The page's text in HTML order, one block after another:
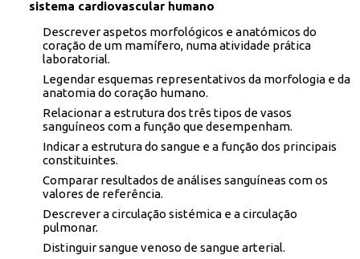
sistema cardiovascular humano
Descrever aspetos morfológicos e anatómicos do
coração de um mamífero, numa atividade prática
laboratorial.
Legendar esquemas representativos da morfologia e da
anatomia do coração humano.
Relacionar a estrutura dos três tipos de vasos
sanguíneos com a função que desempenham.
Indicar a estrutura do sangue e a função dos principais
constituintes.
Comparar resultados de análises sanguíneas com os
valores de referência.
Descrever a circulação sistémica e a circulação
pulmonar.
Distinguir sangue venoso de sangue arterial.